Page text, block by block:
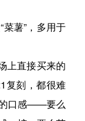
薯”，多用于
上直接买来的
复刻，都很难
的口感——要么